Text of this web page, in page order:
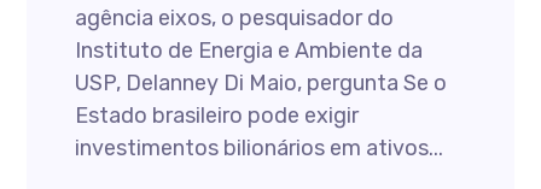
agência eixos, o pesquisador do
Instituto de Energia e Ambiente da
USP, Delanney Di Maio, pergunta Se o
Estado brasileiro pode exigir
investimentos bilionários em ativos...